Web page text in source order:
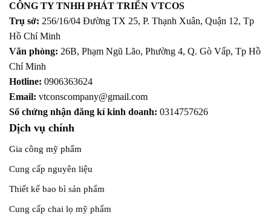
CÔNG TY TNHH PHÁT TRIỂN VTCOS
Trụ sở: 256/16/04 Đường TX 25, P. Thạnh Xuân, Quận 12, Tp
Hồ Chí Minh
Văn phòng: 26B, Phạm Ngũ Lão, Phường 4, Q. Gò Vấp, Tp Hồ
Chí Minh
Hotline: 0906363624
Email: vtconscompany@gmail.com
Số chứng nhận đăng kí kinh doanh: 0314757626
Dịch vụ chính
Gia công mỹ phẩm
Cung cấp nguyên liệu
Thiết kế bao bì sản phẩm
Cung cấp chai lọ mỹ phẩm